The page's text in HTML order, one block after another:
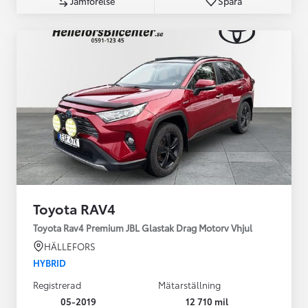
Toyota RAV4
Toyota Rav4 Premium JBL Glastak Drag Motorv Vhjul
HÄLLEFORS
HYBRID
Registrerad
05-2019
Mätarställning
12 710 mil